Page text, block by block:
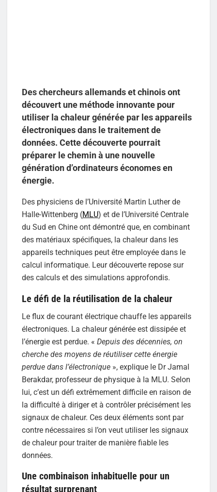
Des chercheurs allemands et chinois ont
découvert une méthode innovante pour
utiliser la chaleur générée par les appareils
électroniques dans le traitement de
données. Cette découverte pourrait
préparer le chemin à une nouvelle
génération d’ordinateurs économes en
énergie.
Des physiciens de l’Université Martin Luther de
Halle-Wittenberg (MLU) et de l’Université Centrale
du Sud en Chine ont démontré que, en combinant
des matériaux spécifiques, la chaleur dans les
appareils techniques peut être employée dans le
calcul informatique. Leur découverte repose sur
des calculs et des simulations approfondis.
Le défi de la réutilisation de la chaleur
Le flux de courant électrique chauffe les appareils
électroniques. La chaleur générée est dissipée et
l’énergie est perdue. « Depuis des décennies, on
cherche des moyens de réutiliser cette énergie
perdue dans l’électronique », explique le Dr Jamal
Berakdar, professeur de physique à la MLU. Selon
lui, c’est un défi extrêmement difficile en raison de
la difficulté à diriger et à contrôler précisément les
signaux de chaleur. Ces deux éléments sont par
contre nécessaires si l’on veut utiliser les signaux
de chaleur pour traiter de manière fiable les
données.
Une combinaison inhabituelle pour un
résultat surprenant